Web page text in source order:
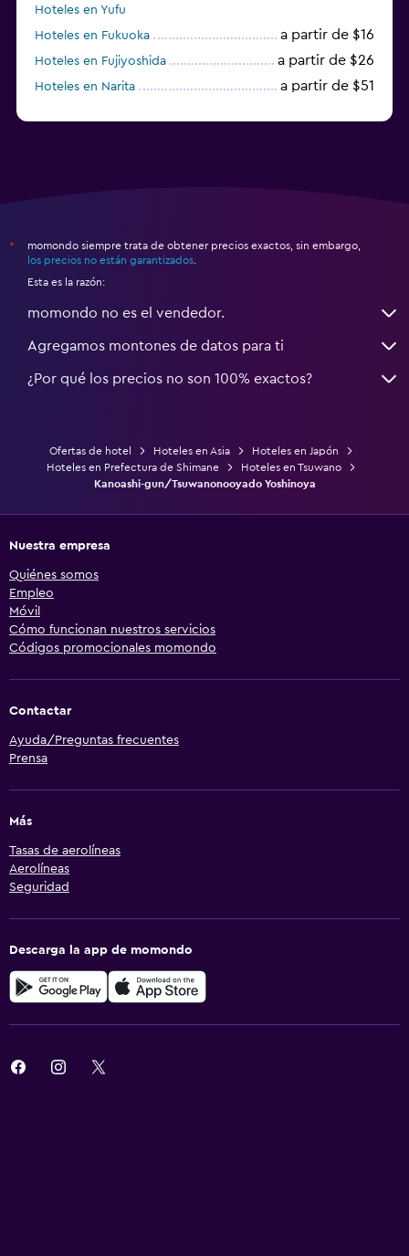
Hoteles en Yufu
Hoteles en Fukuoka
a partir de $16
Hoteles en Fujiyoshida a partir de $26
Hoteles en Narita a partir de $51
*
momondo siempre trata de obtener precios exactos, sin embargo,
los precios no están garantizados
Esta es la razón:
momondo no es el vendedor.
Agregamos montones de datos para ti
¿Por qué los precios no son 100% exactos?
Ofertas de hotel Hoteles en Asia
Hoteles en Japón
Hoteles en Prefectura de Shimane
Hoteles en Tsuwano
Kanoashi-gun/Tsuwanonooyado Yoshinoya
Nuestra empresa
Quiénes somos
Empleo
Móvil
Cómo funcionan nuestros servicios
Códigos promocionales momondo
Contactar
Ayuda/Preguntas frecuentes
Prensa
Más
Tasas de aerolíneas
Aerolíneas
Seguridad
Descarga la app de momondo